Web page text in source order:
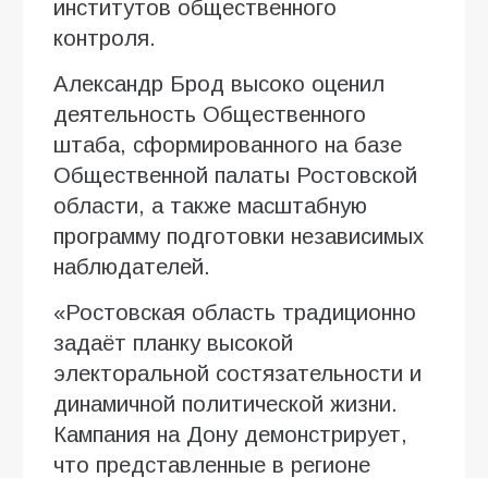
институтов общественного
контроля.
Александр Брод высоко оценил
деятельность Общественного
штаба, сформированного на базе
Общественной палаты Ростовской
области, а также масштабную
программу подготовки независимых
наблюдателей.
«Ростовская область традиционно
задаёт планку высокой
электоральной состязательности и
динамичной политической жизни.
Кампания на Дону демонстрирует,
что представленные в регионе